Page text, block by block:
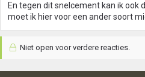
En tegen dit snelcement kan ik ook
moet ik hier voor een ander soort
Niet open voor verdere reacties.